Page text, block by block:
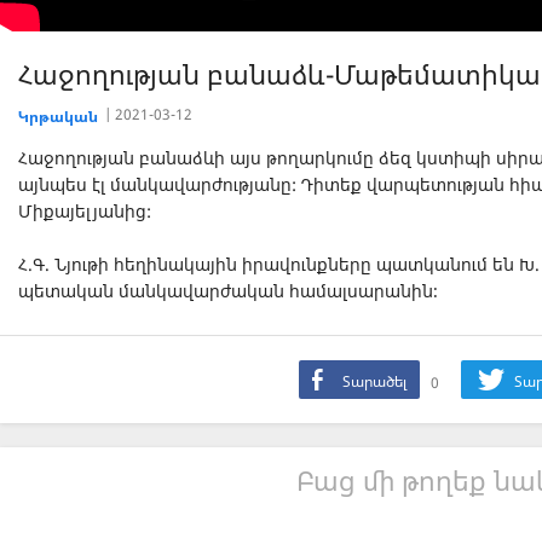
Հաջողության բանաձև-
Կրթական 2021-03-12
Հաջողության բանաձևի այս թողարկումը ձեզ կստիպի
այնպես էլ մանկավարժությանը: Դիտեք վարպետության
Միքայելյանից:
Հ.Գ. Նյութի հեղինակային իրավունքները պատկանում են
պետական մանկավարժական համալսարանին։
Տարածել 0
Բաց մի թողեք